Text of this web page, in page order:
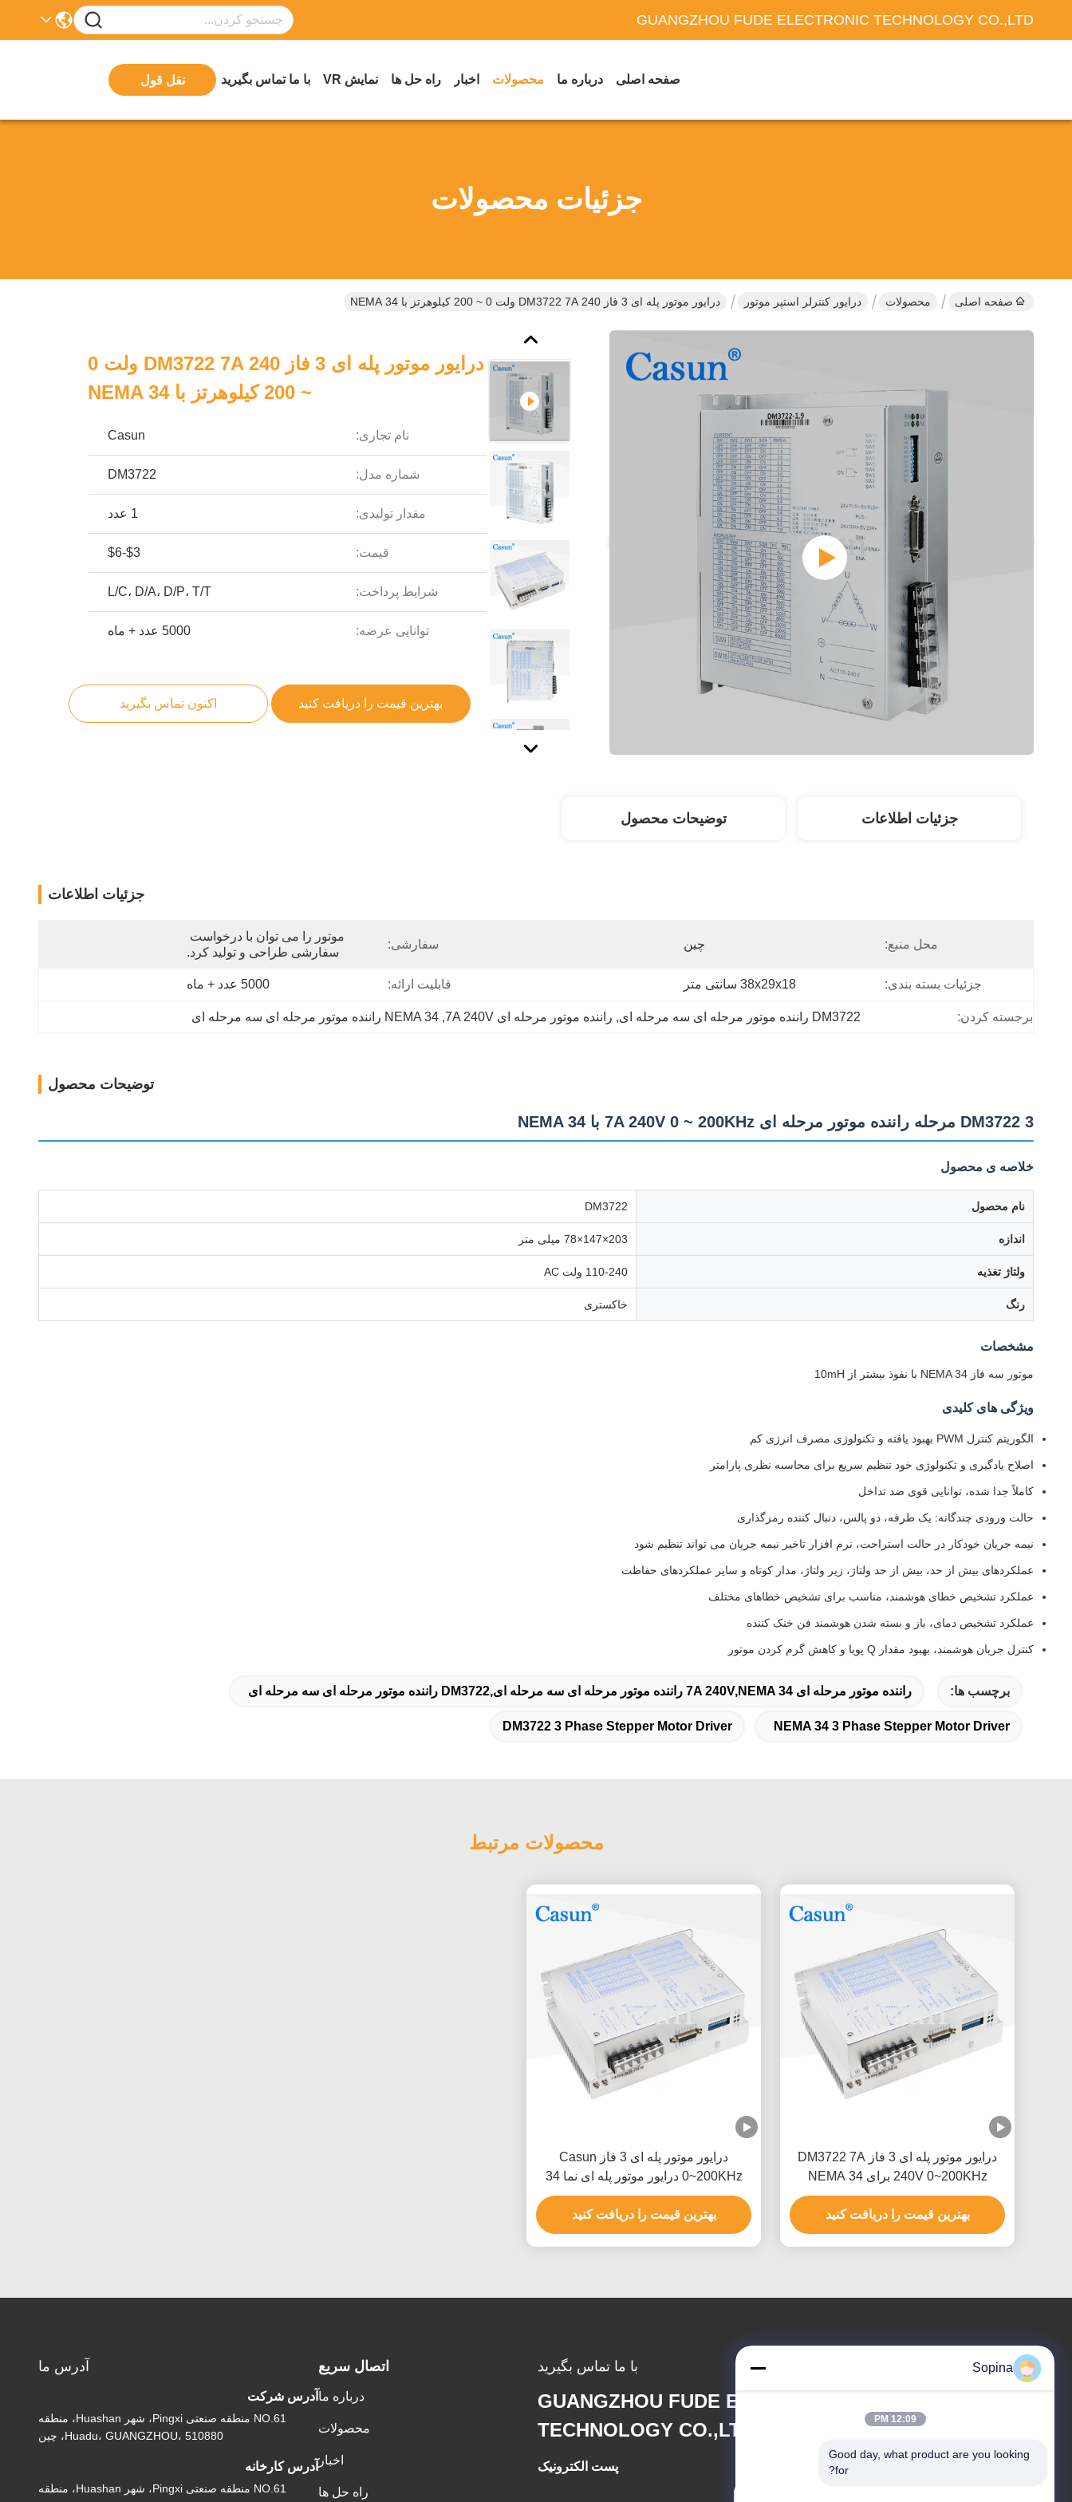
GUANGZHOU FUDE ELECTRONIC TECHNOLOGY CO.,LTD
صفحه اصلی درباره ما محصولات اخبار راه حل ها نمایش VR با ما تماس بگیرید نقل قول
جزئیات محصولات
صفحه اصلی محصولات درایور کنترلر استپر موتور درایور موتور پله ای 3 فاز DM3722 7A 240 ولت 0 ~ 200 کیلوهرتز با NEMA 34
درایور موتور پله ای 3 فاز DM3722 7A 240 ولت 0
~ 200 کیلوهرتز با NEMA 34
نام تجاری: Casun
شماره مدل: DM3722
مقدار تولیدی: 1 عدد
قیمت: $3-$6
شرایط پرداخت: L/C، D/A، D/P، T/T
توانایی عرضه: 5000 عدد + ماه
بهترین قیمت را دریافت کنید اکنون تماس بگیرید
جزئیات اطلاعات توضیحات محصول
جزئیات اطلاعات
محل منبع: چین سفارشی:
سفارشی طراحی و تولید کرد.
جزئیات بسته بندی: 38x29x18 سانتی متر قابلیت ارائه: 5000 عدد + ماه
برجسته کردن: DM3722 راننده موتور مرحله ای سه مرحله ای , راننده موتور مرحله ای 7A 240V , NEMA 34 راننده موتور مرحله ای سه مرحله ای
توضیحات محصول
DM3722 3 مرحله راننده موتور مرحله ای 7A 240V 0 ~ 200KHz با NEMA 34
خلاصه ی محصول
نام محصول DM3722
اندازه 203×147×78 میلی متر
ولتاژ تغذیه 110-240 ولت AC
رنگ خاکستری
مشخصات
موتور سه فاز NEMA 34 با نفوذ بیشتر از 10mH
ویژگی های کلیدی
الگوریتم کنترل PWM بهبود یافته و تکنولوژی مصرف انرژی کم
اصلاح یادگیری و تکنولوژی خود تنظیم سریع برای محاسبه نظری پارامتر
کاملاً جدا شده، توانایی قوی ضد تداخل
حالت ورودی چندگانه: یک طرفه، دو پالس، دنبال کننده رمزگذاری
نیمه جریان خودکار در حالت استراحت، نرم افزار تاخیر نیمه جریان می تواند تنظیم شود
عملکردهای بیش از حد، بیش از حد ولتاژ، زیر ولتاژ، مدار کوتاه و سایر عملکردهای حفاظت
عملکرد تشخیص خطای هوشمند، مناسب برای تشخیص خطاهای مختلف
عملکرد تشخیص دمای، باز و بسته شدن هوشمند فن خنک کننده
کنترل جریان هوشمند، بهبود مقدار Q پویا و کاهش گرم کردن موتور
برچسب ها: راننده موتور مرحله ای 7A 240V,NEMA 34 راننده موتور مرحله ای سه مرحله ای,DM3722 راننده موتور مرحله ای سه مرحله ای
NEMA 34 3 Phase Stepper Motor Driver
DM3722 3 Phase Stepper Motor Driver
محصولات مرتبط
درایور موتور پله ای 3 فاز DM3722 7A
240V 0~200KHz برای NEMA 34
بهترین قیمت را دریافت کنید
درایور موتور پله ای 3 فاز Casun
0~200KHz درایور موتور پله ای نما 34
بهترین قیمت را دریافت کنید
با ما تماس بگیرید
GUANGZHOU FUDE ELECTRONIC
TECHNOLOGY CO.,LTD
پست الکترونیک
اتصال سریع
درباره ما
محصولات
اخبار
راه حل ها
آدرس ما
آدرس شرکت
NO.61 منطقه صنعتی Pingxi، شهر Huashan، منطقه
Huadu، GUANGZHOU، 510880، چین
آدرس کارخانه
NO.61 منطقه صنعتی Pingxi، شهر Huashan، منطقه
Sopina
12:09 PM
Good day, what product are you looking
for?